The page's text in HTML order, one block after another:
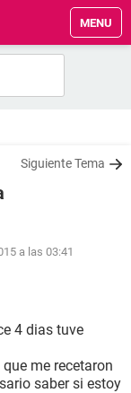
MENU
Siguiente Tema
a las 03:41
4 dias tuve
me recetaron
saber si estoy